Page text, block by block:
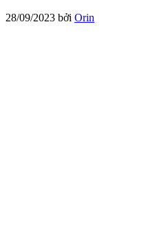
28/09/2023 bởi Orin